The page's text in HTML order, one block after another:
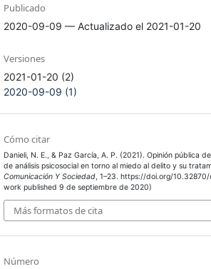
Publicado
2020-09-09 — Actualizado el 2021-01-20
Versiones
2021-01-20 (2)
2020-09-09 (1)
Cómo citar
Danieli, N. E., & Paz García, A. P. (2021). Opinión pública
de análisis psicosocial en torno al miedo al delito y su
Comunicación Y Sociedad, 1–23. https://doi.org/
work published 9 de septiembre de 2020)
Más formatos de cita
Número